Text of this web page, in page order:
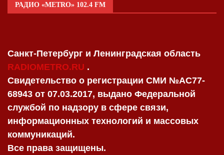
РАДИО «METRO» 102.4 FM
Санкт-Петербург и Ленинградская область
RADIOMETRO.RU .
Свидетельство о регистрации СМИ №AC77-
68943 от 07.03.2017, выдано Федеральной
службой по надзору в сфере связи,
информационных технологий и массовых
коммуникаций.
Все права защищены.